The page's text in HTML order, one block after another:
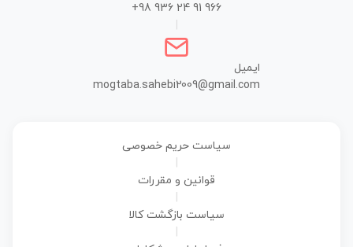
+98 936 24 91 966
ایمیل
mogtaba.sahebi2009@gmail.com
سیاست حریم خصوصی
قوانین و مقررات
سیاست بازگشت کالا